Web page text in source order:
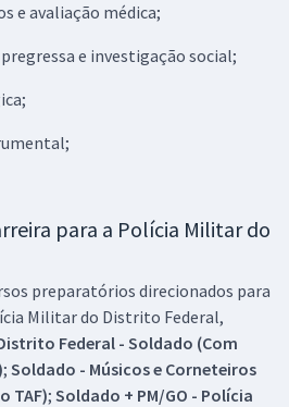
e avaliação médica;
e investigação social;
para a Polícia Militar do
preparatórios direcionados para
Militar do Distrito Federal,
Federal - Soldado (Com
; Soldado - Músicos e Corneteiros
TAF); Soldado + PM/GO - Polícia